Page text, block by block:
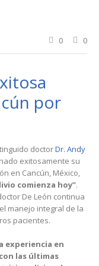
0 0
por
doctorDr. Andy
exitosamente su
en Cancún, México,
comienza hoy”.
De León continua
manejo integral de la
pacientes.
experiencia en
las últimas